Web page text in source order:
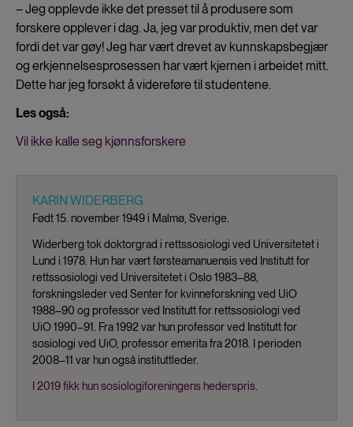
– Jeg opplevde ikke det presset til å produsere som
forskere opplever i dag. Ja, jeg var produktiv, men det var
fordi det var gøy! Jeg har vært drevet av kunnskapsbegjær
og erkjennelsesprosessen har vært kjernen i arbeidet mitt.
Dette har jeg forsøkt å videreføre til studentene.
Les også:
Vil ikke kalle seg kjønnsforskere
KARIN WIDERBERG
Født 15. november 1949 i Malmø, Sverige.
Widerberg tok doktorgrad i rettssosiologi ved Universitetet i
Lund i 1978. Hun har vært førsteamanuensis ved Institutt for
rettssosiologi ved Universitetet i Oslo 1983–88,
forskningsleder ved Senter for kvinneforskning ved UiO
1988–90 og professor ved Institutt for rettssosiologi ved
UiO 1990–91. Fra 1992 var hun professor ved Institutt for
sosiologi ved UiO, professor emerita fra 2018. I perioden
2008–11 var hun også instituttleder.
I 2019 fikk hun sosiologiforeningens hederspris